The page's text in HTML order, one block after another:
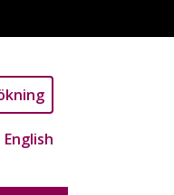
English